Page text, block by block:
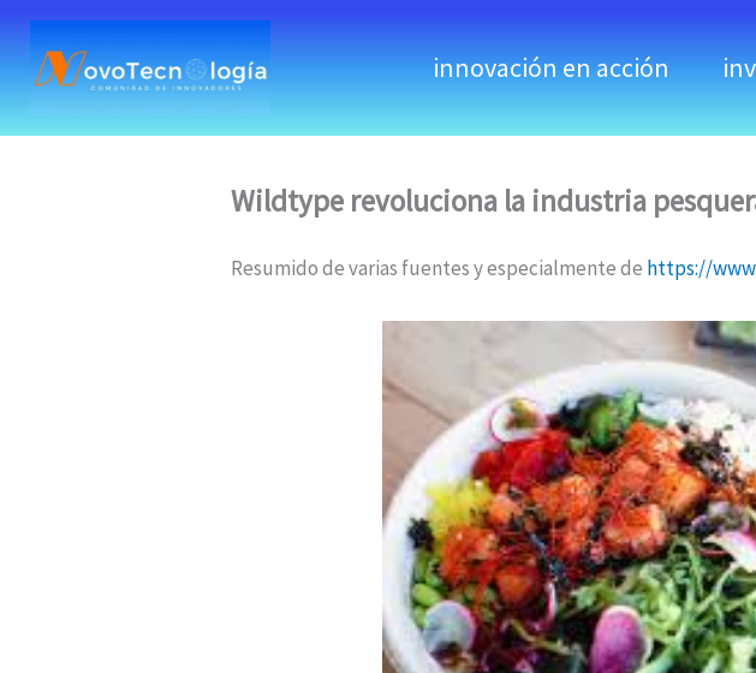
skip
content
innovación en acción
Wildtype revoluciona la industria
Resumido de varias fuentes y especialmente de https://